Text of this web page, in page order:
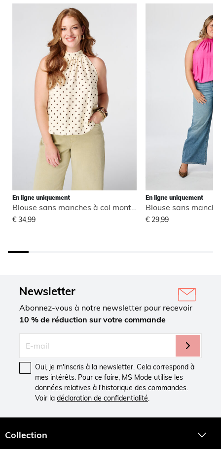
En ligne uniquement
Blouse sans manches à col montant
€ 34,99
En ligne uniquement
€ 29,99
Newsletter
Abonnez-vous à notre newsletter pour recevoir
10 % de réduction sur votre commande
Oui, je m'inscris à la newsletter. Cela correspond à
mes intérêts. Pour ce faire, MS Mode utilise les
données relatives à l'historique des commandes.
Voir la déclaration de confidentialité.
Collection